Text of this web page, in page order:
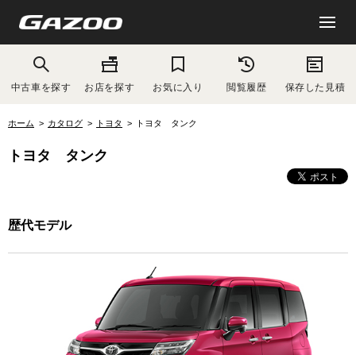
中古車を探す お店を探す お気に入り 閲覧履歴 保存した見積
ホーム カタログ トヨタ トヨタ タンク
トヨタ タンク
歴代モデル